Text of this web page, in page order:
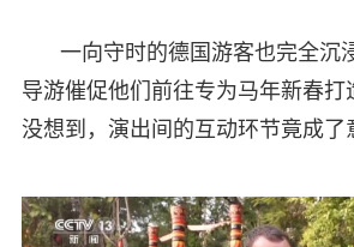
一向守时的德国游客也完全沉
导游催促他们前往专为马年新春打
没想到，演出间的互动环节竟成了